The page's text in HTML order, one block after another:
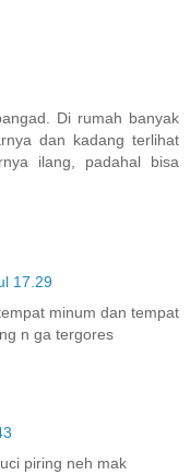
Di rumah banyak
dan kadang terlihat
ilang, padahal bisa
17.29
minum dan tempat
n ga tergores
piring neh mak